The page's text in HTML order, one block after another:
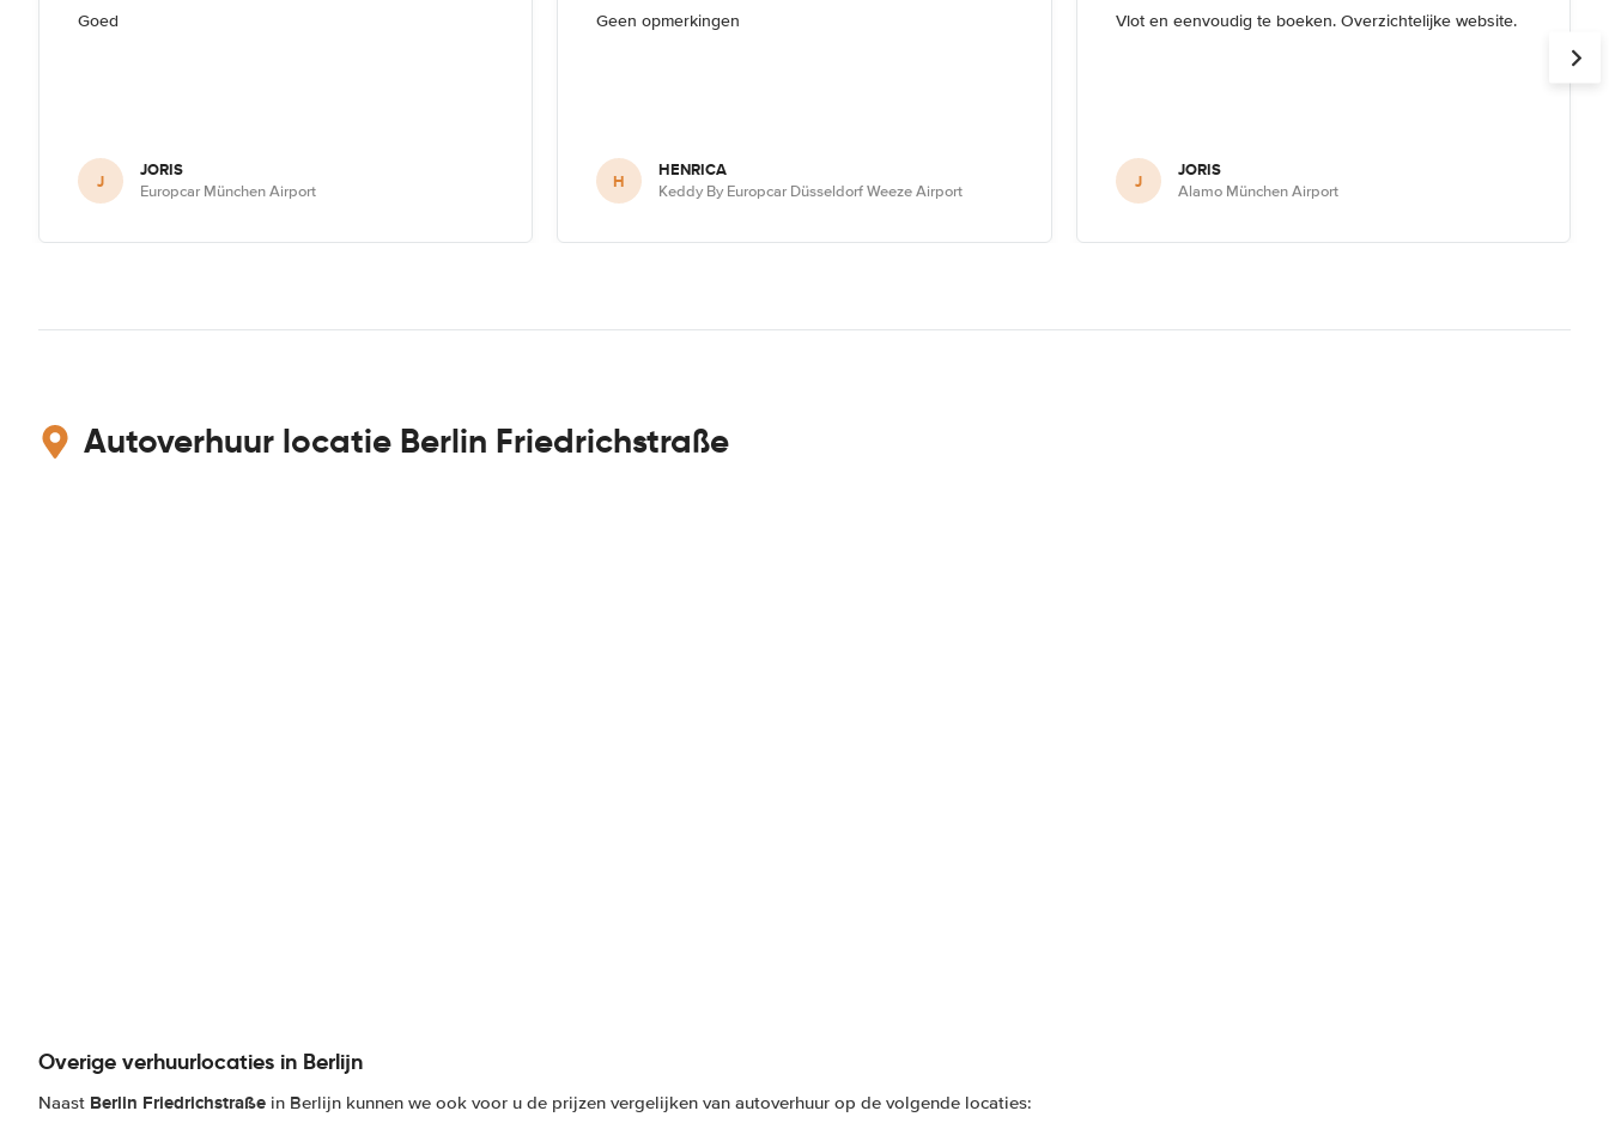
Goed
J JORIS
Europcar München Airport
Geen opmerkingen
H HENRICA
Keddy By Europcar Düsseldorf Weeze Airport
Vlot en eenvoudig te boeken. Overzichtelijke website.
J JORIS
Alamo München Airport
Autoverhuur locatie Berlin Friedrichstraße
Overige verhuurlocaties in Berlijn
Naast Berlin Friedrichstraße in Berlijn kunnen we ook voor u de prijzen vergelijken van autoverhuur op de volgende locaties: